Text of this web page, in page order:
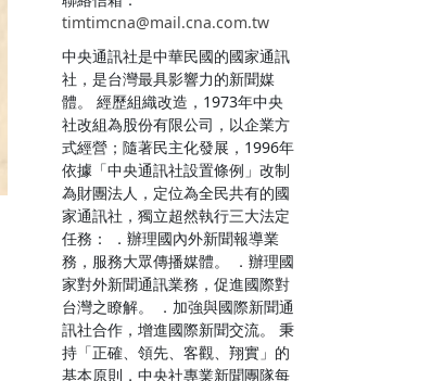
timtimcna@mail.cna.com.tw
中央通訊社是中華民國的國家通訊
社，是台灣最具影響力的新聞媒
體。 經歷組織改造，1973年中央
社改組為股份有限公司，以企業方
式經營；隨著民主化發展，1996年
依據「中央通訊社設置條例」改制
為財團法人，定位為全民共有的國
家通訊社，獨立超然執行三大法定
任務： ．辦理國內外新聞報導業
務，服務大眾傳播媒體。 ．辦理國
家對外新聞通訊業務，促進國際對
台灣之瞭解。 ．加強與國際新聞通
訊社合作，增進國際新聞交流。 秉
持「正確、領先、客觀、翔實」的
基本原則，中央社專業新聞團隊每